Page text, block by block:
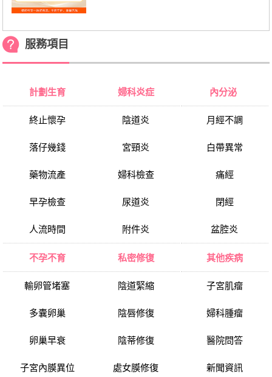
服務項目
計劃生育
終止懷孕
落仔幾錢
藥物流產
早孕檢查
人流時間
婦科炎症
陰道炎
宮頸炎
婦科檢查
尿道炎
附件炎
內分泌
月經不調
白帶異常
痛經
閉經
盆腔炎
不孕不育
輸卵管堵塞
多囊卵巢
卵巢早衰
子宮內膜異位
私密修復
陰道緊縮
陰唇修復
陰蒂修復
處女膜修復
其他疾病
子宮肌瘤
婦科腫瘤
醫院問答
新聞資訊